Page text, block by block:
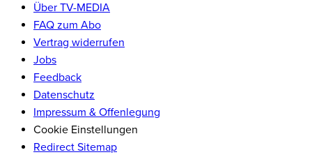
Über TV-MEDIA
FAQ zum Abo
Vertrag widerrufen
Jobs
Feedback
Datenschutz
Impressum & Offenlegung
Cookie Einstellungen
Redirect Sitemap